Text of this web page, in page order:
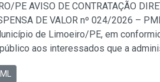
PE AVISO DE CONTRATAÇÃO
DE VALOR nº 024/2026 –
de Limoeiro/PE, em
aos interessados que a